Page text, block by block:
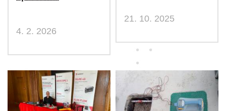
4. 2. 2026
21. 10. 2025